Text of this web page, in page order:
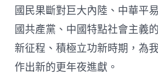
國民果斷對巨大內陸、中華平
國共產黨、中國特點社會主義
新征程、積極立功新時期，為
作出新的更年夜進獻。